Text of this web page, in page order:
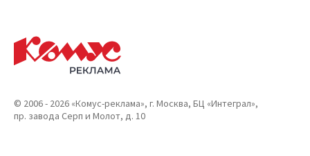
© 2006 - 2026 «Комус-реклама», г. Москва, БЦ «Интеграл»,
пр. завода Серп и Молот, д. 10